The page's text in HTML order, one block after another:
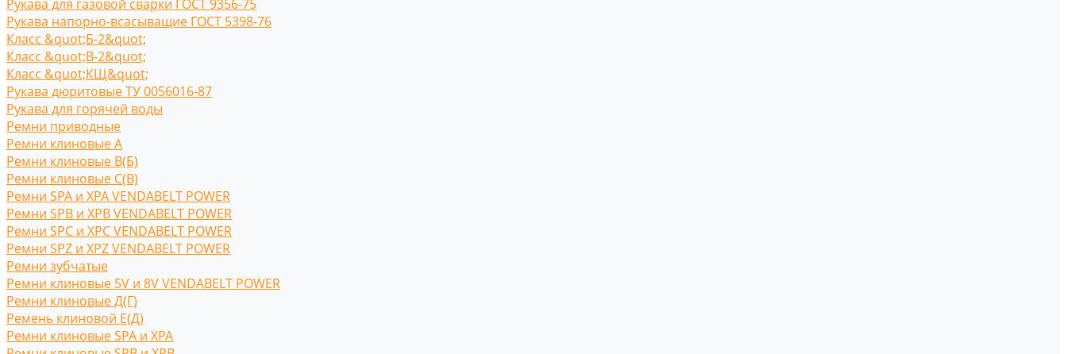
Рукава для газовой сварки ГОСТ 9356-75
Рукава напорно-всасыващие ГОСТ 5398-76
Класс &quot;Б-2&quot;
Класс &quot;В-2&quot;
Класс &quot;КЩ&quot;
Рукава дюритовые ТУ 0056016-87
Рукава для горячей воды
Ремни приводные
Ремни клиновые A
Ремни клиновые В(Б)
Ремни клиновые С(B)
Ремни SPA и XPA VENDABELT POWER
Ремни SPB и XPB VENDABELT POWER
Ремни SPC и XPC VENDABELT POWER
Ремни SPZ и XPZ VENDABELT POWER
Ремни зубчатые
Ремни клиновые 5V и 8V VENDABELT POWER
Ремни клиновые Д(Г)
Ремень клиновой Е(Д)
Ремни клиновые SPA и XPA